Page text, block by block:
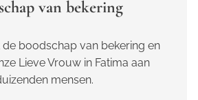
van bekering
boodschap van bekering en
Lieve Vrouw in Fatima aan
mensen.